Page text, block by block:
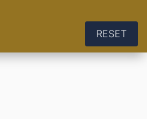
RESET